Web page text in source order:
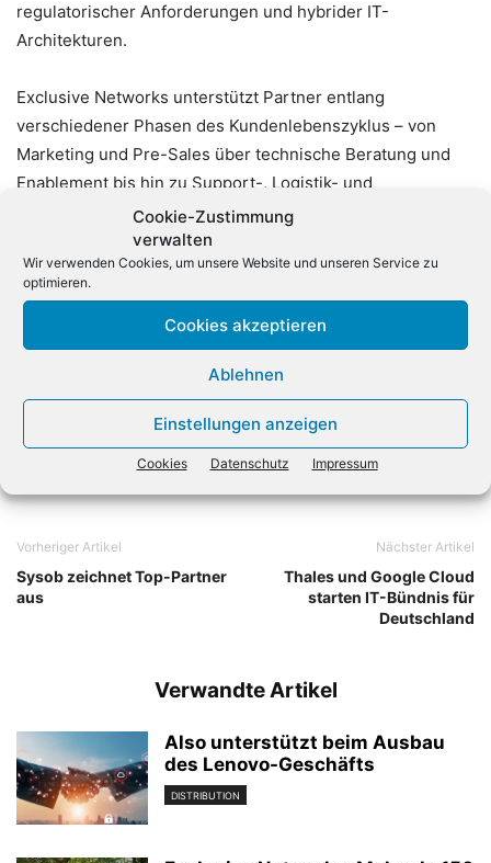
Cookie-Zustimmung
verwalten
Wir verwenden Cookies, um unsere Website und unseren Service zu
optimieren.
Cookies akzeptieren
Ablehnen
Einstellungen anzeigen
Cookies Datenschutz Impressum
regulatorischer Anforderungen und hybrider IT-
Architekturen.
Exclusive Networks unterstützt Partner entlang
verschiedener Phasen des Kundenlebenszyklus – von
Marketing und Pre-Sales über technische Beratung und
Enablement bis hin zu Support-, Logistik- und
Finanzierungsservices.
Helge Scherff, Regional Vice President Central Europe bei
Exclusive Networks, bezeichnete die Verpflichtung
Werners als Teil des weiteren Ausbaus der Service-
Organisation des Unternehmens.
Vorheriger Artikel
Sysob zeichnet Top-Partner
aus
Nächster Artikel
Thales und Google Cloud
starten IT-Bündnis für
Deutschland
Verwandte Artikel
Also unterstützt beim Ausbau
des Lenovo-Geschäfts
DISTRIBUTION